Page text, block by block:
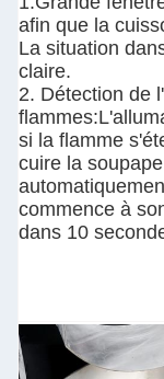
afin que la
La situation
claire.
2. Détection de
si la flamme
cuire la
commence à
dans 10